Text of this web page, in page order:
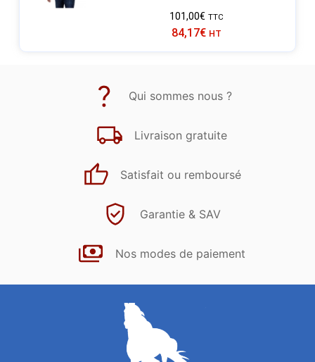
101,00€ TTC
84,17€ HT
Qui sommes nous ?
Livraison gratuite
Satisfait ou remboursé
Garantie & SAV
Nos modes de paiement